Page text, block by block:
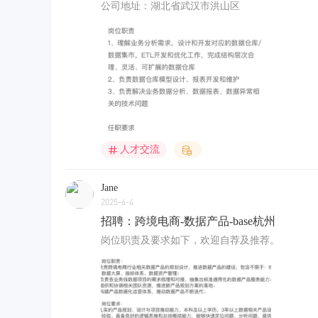
公司地址：湖北省武汉市洪山区
人才交流
Jane
2025-6-4
招聘：跨境电商-数据产品-base杭州
岗位职责及要求如下，欢迎自荐及推荐。